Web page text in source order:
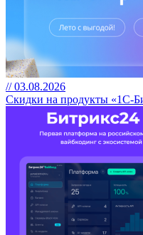
// 03.08.2026
Скидки на продукты «1С-